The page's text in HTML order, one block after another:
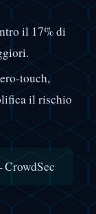
il 17% di
touch,
il rischio